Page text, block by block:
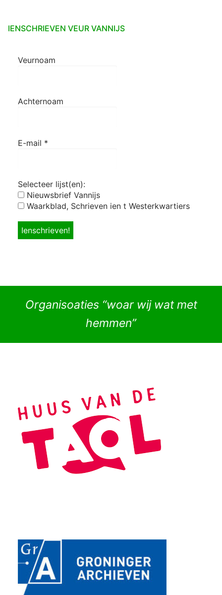
IENSCHRIEVEN VEUR VANNIJS
Veurnoam
Achternoam
E-mail *
Selecteer lijst(en):
Nieuwsbrief Vannijs
Waarkblad, Schrieven ien t Westerkwartiers
Organisoaties “woar wij wat met
hemmen”